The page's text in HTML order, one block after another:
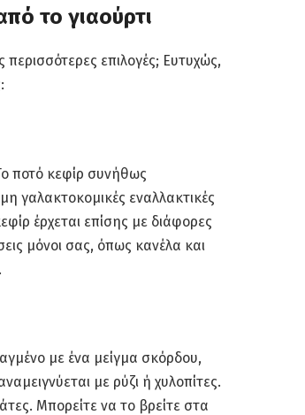
το γιαούρτι
περισσότερες επιλογές; Ευτυχώς,
ποτό κεφίρ συνήθως
γαλακτοκομικές εναλλακτικές
έρχεται επίσης με διάφορες
μόνοι σας, όπως κανέλα και
με ένα μείγμα σκόρδου,
με ρύζι ή χυλοπίτες.
Μπορείτε να το βρείτε στα